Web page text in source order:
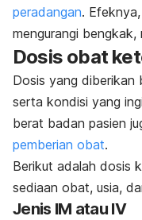
peradangan.
mengurangi bengkak,
Dosis obat
Dosis yang diberikan
serta kondisi yang
berat badan pasien
pemberian obat.
Berikut adalah dosis
sediaan obat, usia,
Jenis IM atau IV